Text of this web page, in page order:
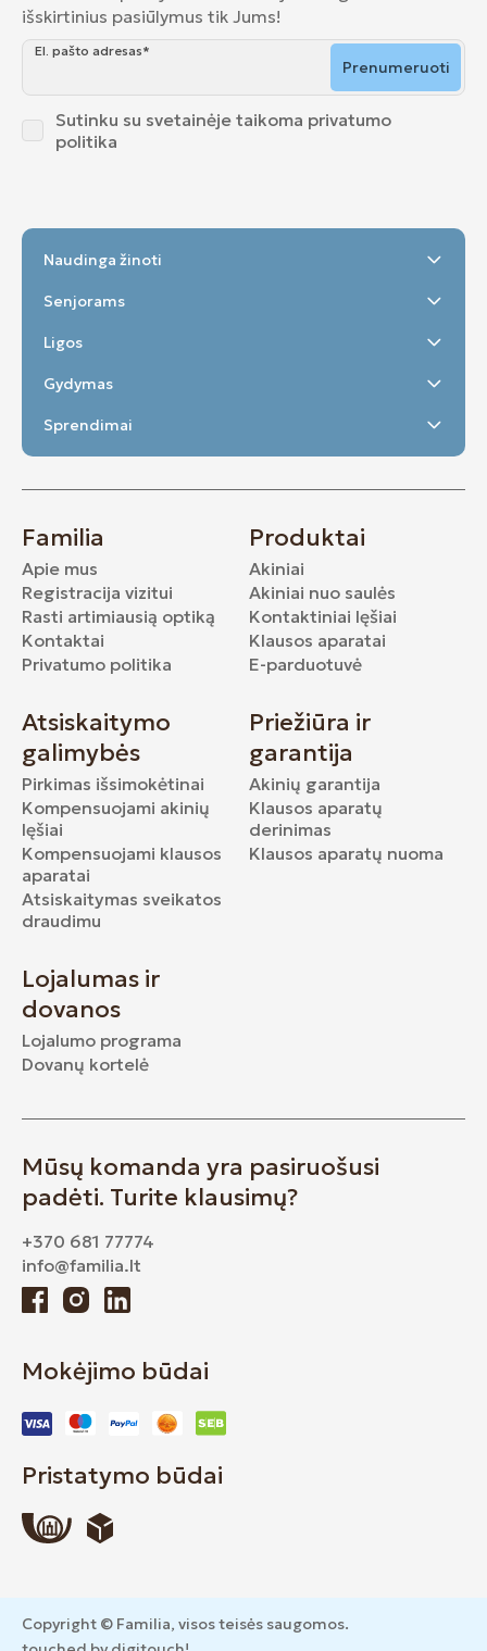
išskirtinius pasiūlymus tik Jums!
Prenumeruoti
El. pašto adresas*
Sutinku su svetainėje taikoma privatumo
politika
Naudinga žinoti
Senjorams
Ligos
Gydymas
Sprendimai
Familia
Apie mus
Registracija vizitui
Rasti artimiausią optiką
Kontaktai
Privatumo politika
Produktai
Akiniai
Akiniai nuo saulės
Kontaktiniai lęšiai
Klausos aparatai
E-parduotuvė
Atsiskaitymo
galimybės
Pirkimas išsimokėtinai
Kompensuojami akinių
lęšiai
Kompensuojami klausos
aparatai
Atsiskaitymas sveikatos
draudimu
Priežiūra ir
garantija
Akinių garantija
Klausos aparatų
derinimas
Klausos aparatų nuoma
Lojalumas ir
dovanos
Lojalumo programa
Dovanų kortelė
Mūsų komanda yra pasiruošusi
padėti. Turite klausimų?
+370 681 77774
info@familia.lt
Mokėjimo būdai
Pristatymo būdai
Copyright © Familia, visos teisės saugomos.